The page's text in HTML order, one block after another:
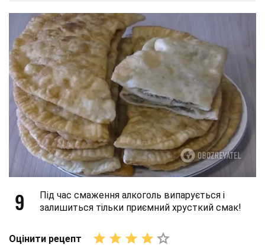
9
Під час смаження алкоголь випарується і
залишиться тільки приємний хрусткий смак!
Оцінити рецепт